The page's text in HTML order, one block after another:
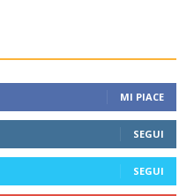
MI PIACE
SEGUI
SEGUI